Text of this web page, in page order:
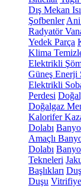
Dış Mekan
Şofbenler Ani
Radyatör
Yedek Parça
Klima
Elektrikli
Güneş Enerji
Elektrikli
Perdesi
Doğalgaz
Kalorifer
Dolabı
Amaçlı
Dolabı
Tekneleri
Başlıkları
Duşu